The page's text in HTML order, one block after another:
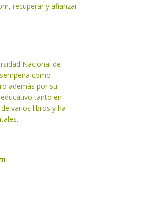
recuperar y afianzar
Nacional de
como
además por su
tanto en
varios libros y ha